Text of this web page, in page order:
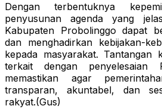
Dengan terbentuknya
penyusunan agenda yang
Kabupaten Probolinggo dapat
dan menghadirkan kebijakan-
kepada masyarakat. Tantangan
terkait dengan penyelesaian
memastikan agar
transparan, akuntabel, dan
rakyat.(Gus)